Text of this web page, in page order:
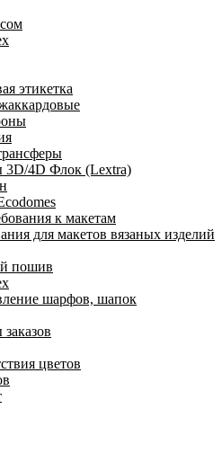
этикетка
3D/4D Флок (Lextra)
к макетам
для макетов вязаных изделий
пошив
шарфов, шапок
цветов